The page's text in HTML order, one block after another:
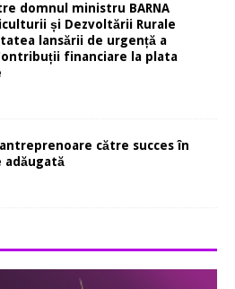
domnul ministru BARNA
și Dezvoltării Rurale
lansării de urgență a
financiare la plata
către succes în
adăugată